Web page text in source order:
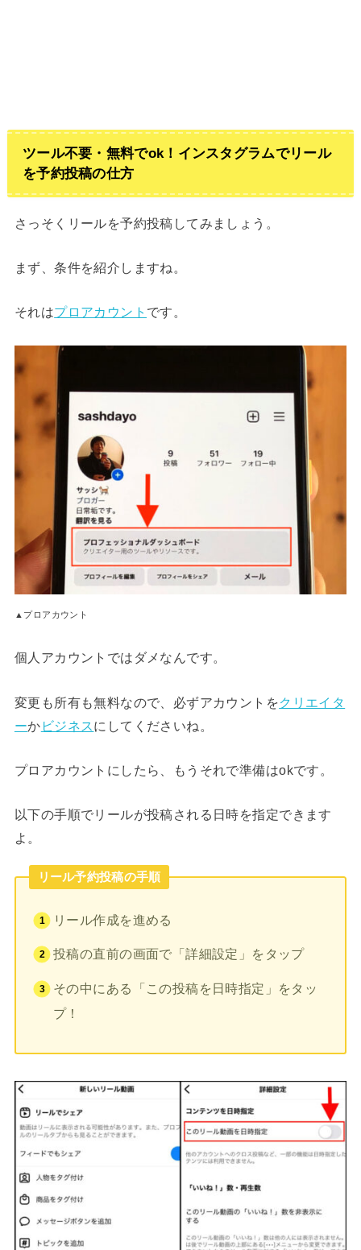
ツール不要・無料でok！インスタグラムでリール
を予約投稿の仕方
さっそくリールを予約投稿してみましょう。
まず、条件を紹介しますね。
それはプロアカウント です。
▲プロアカウント
個人アカウントではダメなんです。
変更も所有も無料なので、必ずアカウントをクリエイタ
ーか ビジネスにしてくださいね。
プロアカウントにしたら、もうそれで準備はokです。
以下の手順でリールが投稿される日時を指定できます
よ。
リール予約投稿の手順
リール作成を進める
投稿の直前の画面で「詳細設定」をタップ
その中にある「この投稿を日時指定」をタッ
プ！